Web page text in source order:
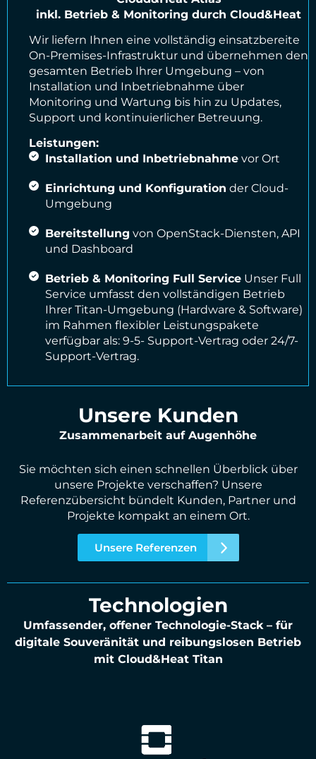
inkl. Betrieb & Monitoring durch Cloud&Heat
Wir liefern Ihnen eine vollständig einsatzbereite
On-Premises-Infrastruktur und übernehmen den
gesamten Betrieb Ihrer Umgebung – von
Installation und Inbetriebnahme über
Monitoring und Wartung bis hin zu Updates,
Support und kontinuierlicher Betreuung.
Leistungen:
Installation und Inbetriebnahmevor Ort
Einrichtung und Konfiguration der Cloud-
Umgebung
Bereitstellung von OpenStack-Diensten, API
und Dashboard
Betrieb & Monitoring Full ServiceUnser Full
Service umfasst den vollständigen Betrieb
Ihrer Titan-Umgebung (Hardware & Software)
im Rahmen flexibler Leistungspakete
verfügbar als: 9-5- Support-Vertrag oder 24/7-
Support-Vertrag.
Unsere Kunden
Zusammenarbeit auf Augenhöhe
Sie möchten sich einen schnellen Überblick über
unsere Projekte verschaffen? Unsere
Referenzübersicht bündelt Kunden, Partner und
Projekte kompakt an einem Ort.
Unsere Referenzen
Technologien
Umfassender, offener Technologie-Stack – für
digitale Souveränität und reibungslosen Betrieb
mit Cloud&Heat Titan